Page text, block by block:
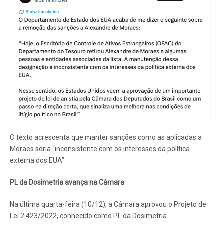
O texto acrescenta que manter sanções como as aplicadas a
Moraes seria “inconsistente com os interesses da política
externa dos EUA”.
PL da Dosimetria avança na Câmara
Na última quarta-feira (10/12), a Câmara aprovou o Projeto de
Lei 2.423/2022, conhecido como PL da Dosimetria.